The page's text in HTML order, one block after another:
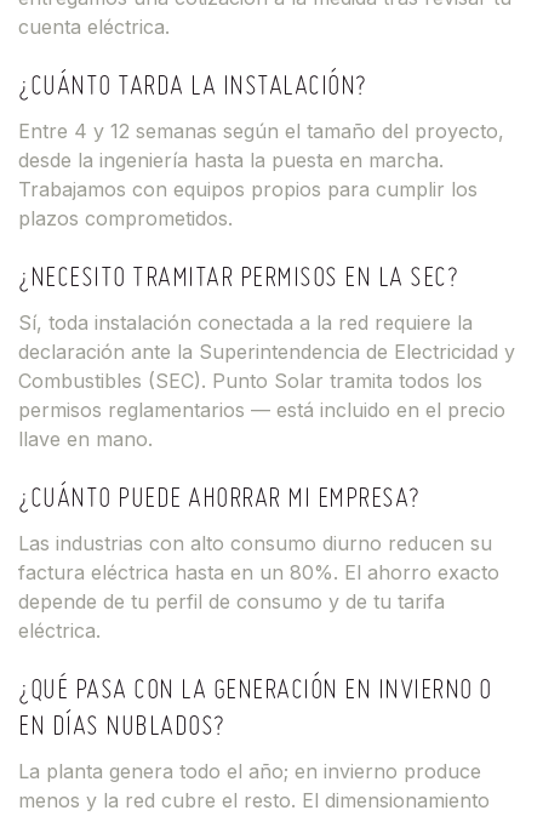
cuenta eléctrica.
¿CUÁNTO TARDA LA INSTALACIÓN?
Entre 4 y 12 semanas según el tamaño del proyecto,
desde la ingeniería hasta la puesta en marcha.
Trabajamos con equipos propios para cumplir los
plazos comprometidos.
¿NECESITO TRAMITAR PERMISOS EN LA SEC?
Sí, toda instalación conectada a la red requiere la
declaración ante la Superintendencia de Electricidad y
Combustibles (SEC). Punto Solar tramita todos los
permisos reglamentarios — está incluido en el precio
llave en mano.
¿CUÁNTO PUEDE AHORRAR MI EMPRESA?
Las industrias con alto consumo diurno reducen su
factura eléctrica hasta en un 80%. El ahorro exacto
depende de tu perfil de consumo y de tu tarifa
eléctrica.
¿QUÉ PASA CON LA GENERACIÓN EN INVIERNO O
EN DÍAS NUBLADOS?
La planta genera todo el año; en invierno produce
menos y la red cubre el resto. El dimensionamiento